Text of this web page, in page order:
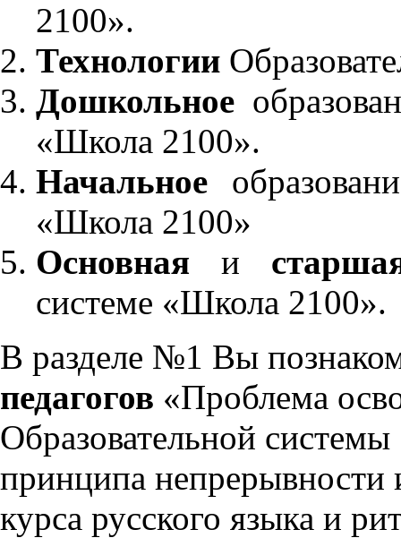
2100».
Технологии
Дошкольное
«Школа 2100».
Начальное
«Школа 2100»
Основнаяи
системе «Школа 2100».
В разделе №1 Вы
педагогов «Проблема
Образовательной
принципа непрерывности
курса русского языка и